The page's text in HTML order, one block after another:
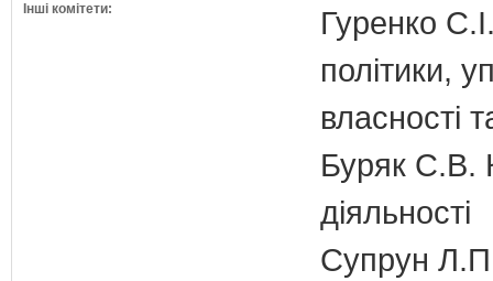
Інші комітети:
Гуренко
політики,
власності
Буряк С.В.
діяльності
Супрун